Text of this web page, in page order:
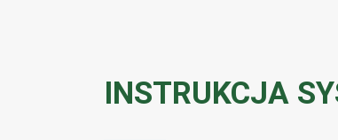
INSTRUKCJA